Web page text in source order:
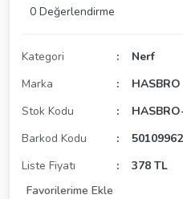
0 Değerlendirme
Kategori
Nerf
Marka
HASBRO
Stok Kodu
Barkod Kodu
Liste Fiyatı
378 TL